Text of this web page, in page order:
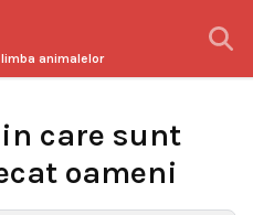
animalelor
care sunt
oameni